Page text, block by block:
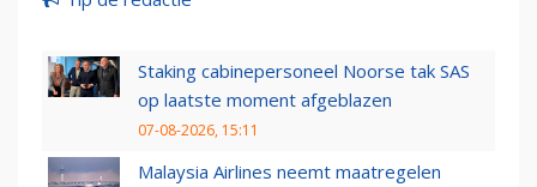
Staking cabinepersoneel Noorse tak SAS
op laatste moment afgeblazen
07-08-2026, 15:11
Malaysia Airlines neemt maatregelen